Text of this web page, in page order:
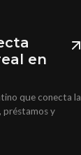
en
que conecta la
préstamos y